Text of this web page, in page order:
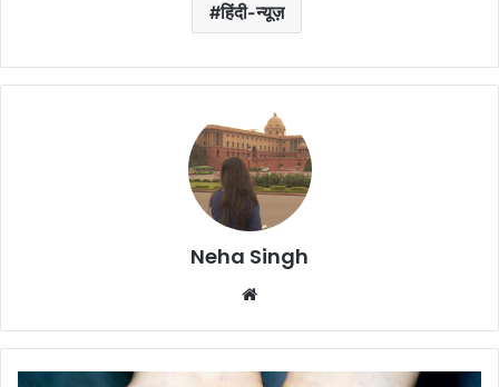
हिंदी-न्यूज़
Neha Singh
te